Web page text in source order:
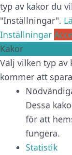
typ av kakor du
"Inställningar".
Inställningar
Kakor
Välj vilken typ av
kommer att
Dessa
för att
fungera.
Statistik